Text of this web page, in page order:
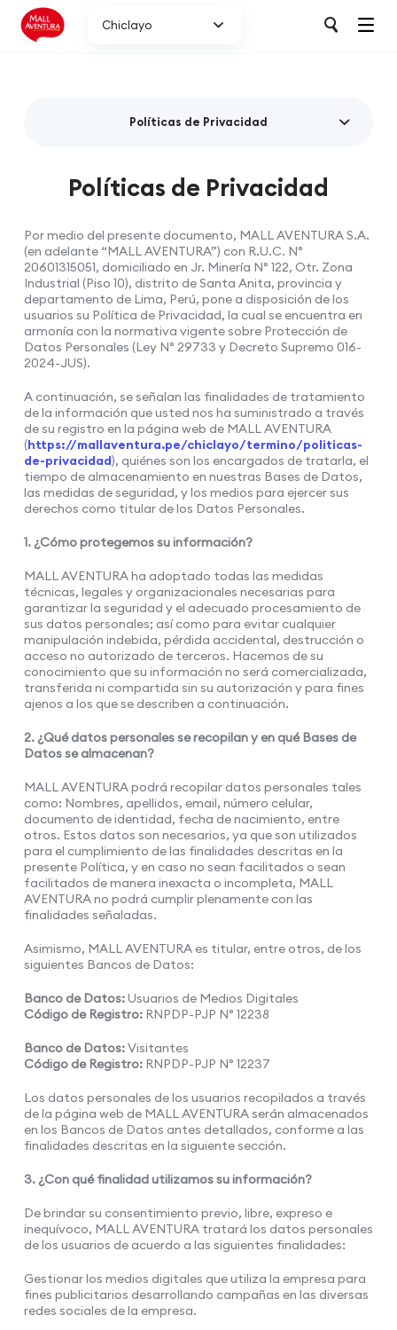
Chiclayo
Políticas de Privacidad
Políticas de Privacidad
Por medio del presente documento, MALL AVENTURA S.A.
(en adelante “MALL AVENTURA”) con R.U.C. N°
20601315051, domiciliado en Jr. Minería N° 122, Otr. Zona
Industrial (Piso 10), distrito de Santa Anita, provincia y
departamento de Lima, Perú, pone a disposición de los
usuarios su Política de Privacidad, la cual se encuentra en
armonía con la normativa vigente sobre Protección de
Datos Personales (Ley N° 29733 y Decreto Supremo 016-
2024-JUS).
A continuación, se señalan las finalidades de tratamiento
de la información que usted nos ha suministrado a través
de su registro en la página web de MALL AVENTURA
(https://mallaventura.pe/chiclayo/termino/politicas-
de-privacidad), quiénes son los encargados de tratarla, el
tiempo de almacenamiento en nuestras Bases de Datos,
las medidas de seguridad, y los medios para ejercer sus
derechos como titular de los Datos Personales.
1. ¿Cómo protegemos su información?
MALL AVENTURA ha adoptado todas las medidas
técnicas, legales y organizacionales necesarias para
garantizar la seguridad y el adecuado procesamiento de
sus datos personales; así como para evitar cualquier
manipulación indebida, pérdida accidental, destrucción o
acceso no autorizado de terceros. Hacemos de su
conocimiento que su información no será comercializada,
transferida ni compartida sin su autorización y para fines
ajenos a los que se describen a continuación.
2. ¿Qué datos personales se recopilan y en qué Bases de
Datos se almacenan?
MALL AVENTURA podrá recopilar datos personales tales
como: Nombres, apellidos, email, número celular,
documento de identidad, fecha de nacimiento, entre
otros. Estos datos son necesarios, ya que son utilizados
para el cumplimiento de las finalidades descritas en la
presente Política, y en caso no sean facilitados o sean
facilitados de manera inexacta o incompleta, MALL
AVENTURA no podrá cumplir plenamente con las
finalidades señaladas.
Asimismo, MALL AVENTURA es titular, entre otros, de los
siguientes Bancos de Datos:
Banco de Datos:Usuarios de Medios Digitales
Código de Registro:RNPDP-PJP N° 12238
Banco de Datos:Visitantes
Código de Registro:RNPDP-PJP N° 12237
Los datos personales de los usuarios recopilados a través
de la página web de MALL AVENTURA serán almacenados
en los Bancos de Datos antes detallados, conforme a las
finalidades descritas en la siguiente sección.
3. ¿Con qué finalidad utilizamos su información?
De brindar su consentimiento previo, libre, expreso e
inequívoco, MALL AVENTURA tratará los datos personales
de los usuarios de acuerdo a las siguientes finalidades:
Gestionar los medios digitales que utiliza la empresa para
fines publicitarios desarrollando campañas en las diversas
redes sociales de la empresa.